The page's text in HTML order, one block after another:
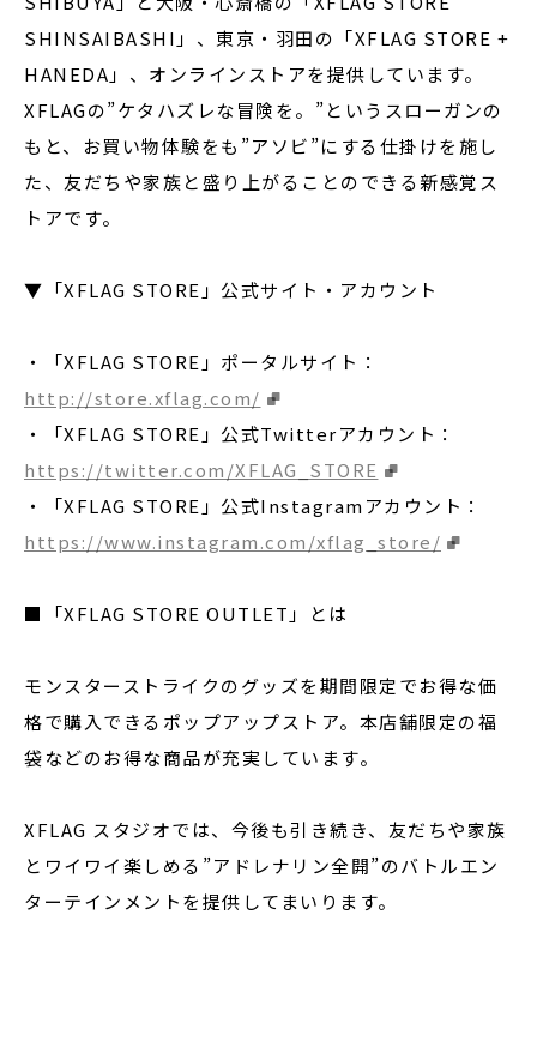
SHINSAIBASHI」、東京・羽田の「XFLAG STORE +
HANEDA」、オンラインストアを提供しています。
XFLAGの”ケタハズレな冒険を。”というスローガンの
もと、お買い物体験をも”アソビ”にする仕掛けを施し
た、友だちや家族と盛り上がることのできる新感覚ス
トアです。
▼「XFLAG STORE」公式サイト・アカウント
・「XFLAG STORE」ポータルサイト：
http://store.xflag.com/
・「XFLAG STORE」公式Twitterアカウント：
https://twitter.com/XFLAG_STORE
・「XFLAG STORE」公式Instagramアカウント：
https://www.instagram.com/xflag_store/
■「XFLAG STORE OUTLET」とは
モンスターストライクのグッズを期間限定でお得な価
格で購入できるポップアップストア。本店舗限定の福
袋などのお得な商品が充実しています。
XFLAG スタジオでは、今後も引き続き、友だちや家族
とワイワイ楽しめる”アドレナリン全開”のバトルエン
ターテインメントを提供してまいります。